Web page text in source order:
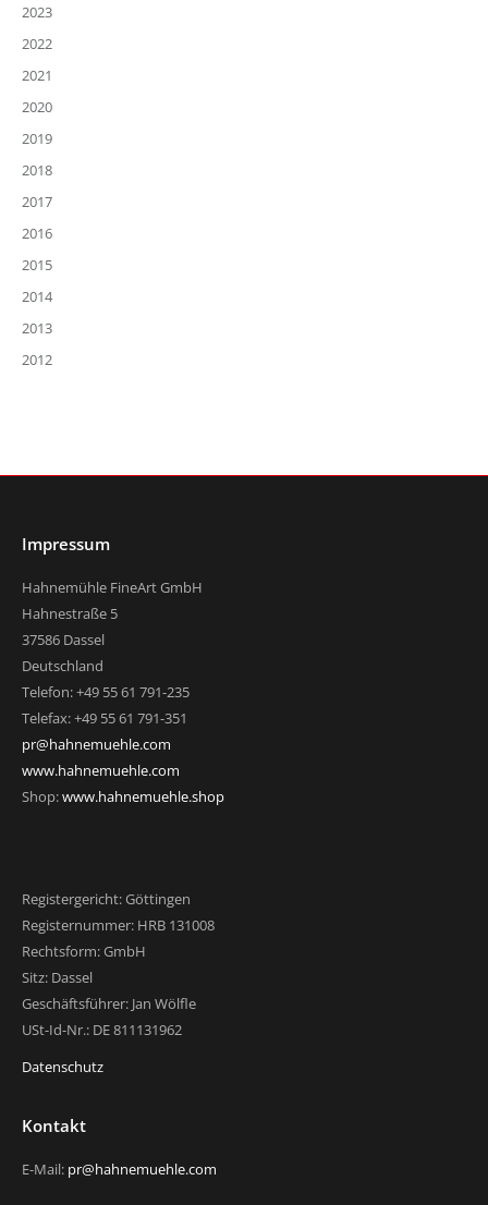
2023
2022
2021
2020
2019
2018
2017
2016
2015
2014
2013
2012
Impressum
Hahnemühle FineArt GmbH
Hahnestraße 5
37586 Dassel
Deutschland
Telefon: +49 55 61 791-235
Telefax: +49 55 61 791-351
pr@hahnemuehle.com
www.hahnemuehle.com
Shop:www.hahnemuehle.shop
Registergericht: Göttingen
Registernummer: HRB 131008
Rechtsform: GmbH
Sitz: Dassel
Geschäftsführer: Jan Wölfle
USt-Id-Nr.: DE 811131962
Datenschutz
Kontakt
E-Mail: pr@hahnemuehle.com